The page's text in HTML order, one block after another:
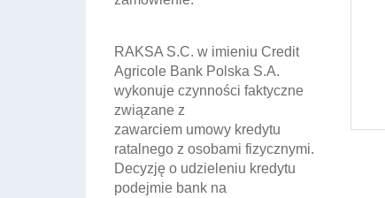
RAKSA S.C. w imieniu Credit
Agricole Bank Polska S.A.
wykonuje czynności faktyczne
związane z
zawarciem umowy kredytu
ratalnego z osobami fizycznymi.
Decyzję o udzieleniu kredytu
podejmie bank na